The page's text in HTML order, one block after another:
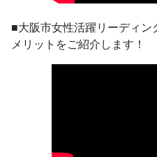
■大阪市女性活躍リーディン
メリットをご紹介します！